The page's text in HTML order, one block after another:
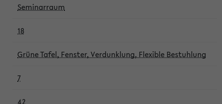
Seminarraum
18
Grüne Tafel, Fenster, Verdunklung, Flexible Bestuhlung
7
42